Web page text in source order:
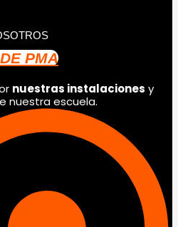
PMA
nuestras instalaciones y
nuestra escuela.